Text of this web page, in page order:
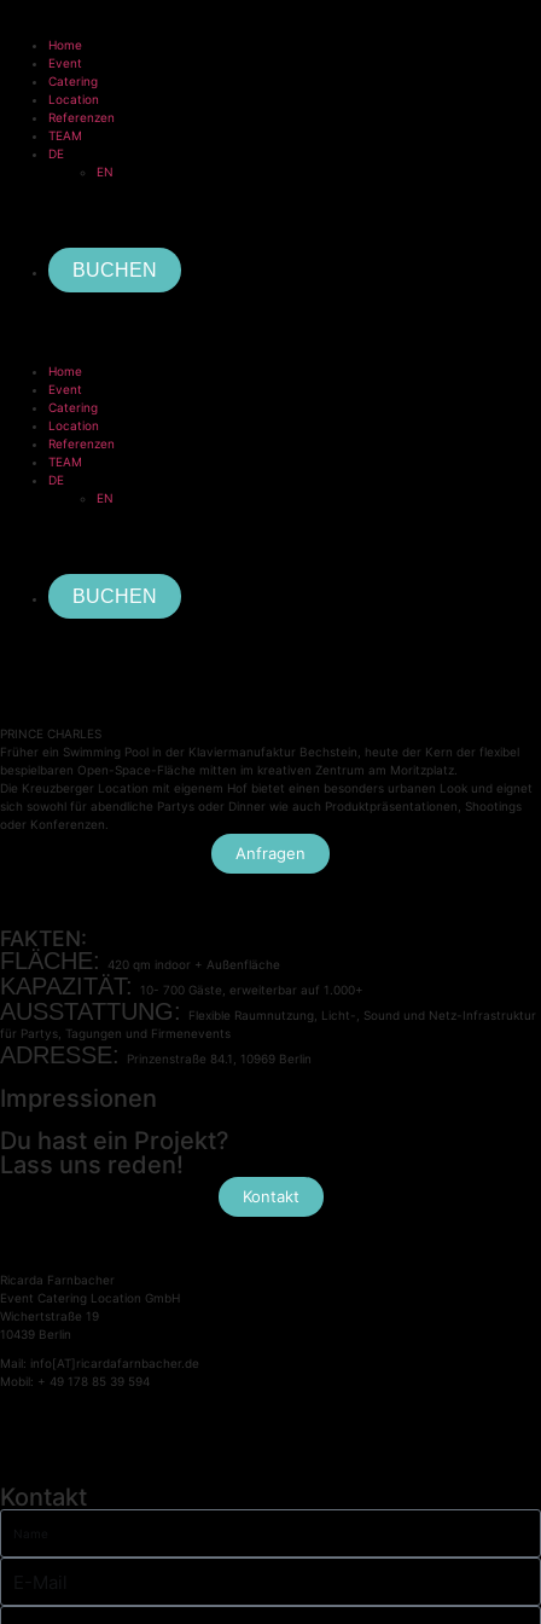
Home
Event
Catering
Location
Referenzen
TEAM
DE
EN
BUCHEN
Home
Event
Catering
Location
Referenzen
TEAM
DE
EN
BUCHEN
PRINCE CHARLES
Früher ein Swimming Pool in der Klaviermanufaktur Bechstein, heute der Kern der flexibel
bespielbaren Open-Space-Fläche mitten im kreativen Zentrum am Moritzplatz.
Die Kreuzberger Location mit eigenem Hof bietet einen besonders urbanen Look und eignet
sich sowohl für abendliche Partys oder Dinner wie auch Produktpräsentationen, Shootings
oder Konferenzen.
Anfragen
FAKTEN:
FLÄCHE: 420 qm indoor + Außenfläche
KAPAZITÄT: 10- 700 Gäste, erweiterbar auf 1.000+
AUSSTATTUNG:
Flexible Raumnutzung, Licht-, Sound und Netz-Infrastruktur
für Partys, Tagungen und Firmenevents
ADRESSE: Prinzenstraße 84.1, 10969 Berlin
Impressionen
Du hast ein Projekt?
Lass uns reden!
Kontakt
Ricarda Farnbacher
Event Catering Location GmbH
Wichertstraße 19
10439 Berlin
Mail: info[AT]ricardafarnbacher.de
Mobil: + 49 178 85 39 594
Kontakt